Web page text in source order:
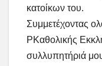
κατοίκων του.
Συμμετέχοντας
ΡΚαθολικής
συλλυπητήριά